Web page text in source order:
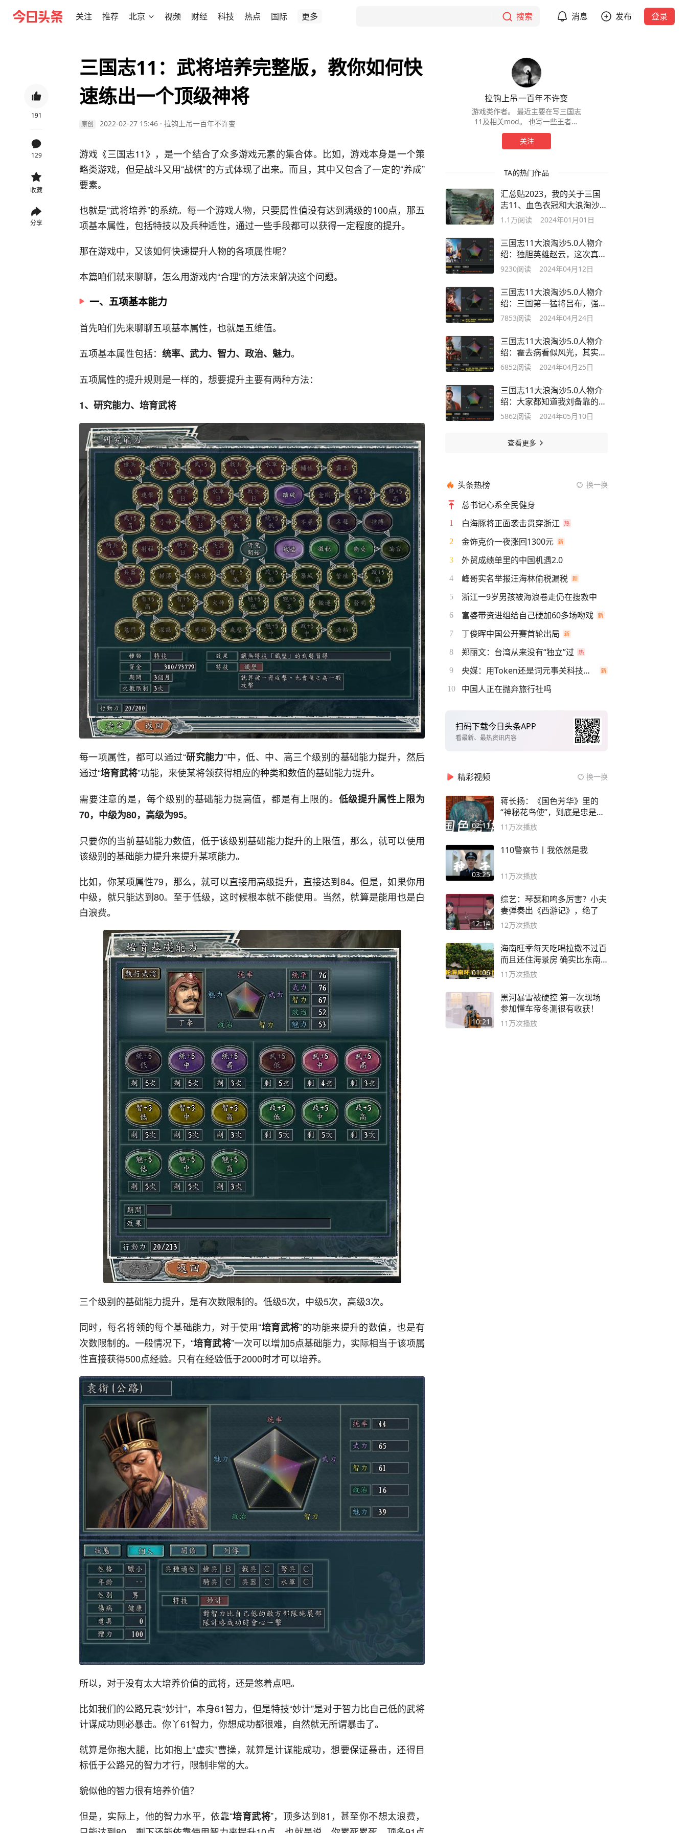
关注 推荐 北京 视频 财经 科技 热点 国际 更多 搜索 消息 发布 登录
191
129
收藏
分享
三国志11：武将培养完整版，教你如何快
速练出一个顶级神将
原创 2022-02-27 15:46 · 拉钩上吊一百年不许变
游戏《三国志11》，是一个结合了众多游戏元素的集合体。比如，游戏本身是一个策
略类游戏，但是战斗又用“战棋”的方式体现了出来。而且，其中又包含了一定的“养成”
要素。
也就是“武将培养”的系统。每一个游戏人物，只要属性值没有达到满级的100点，那五
项基本属性，包括特技以及兵种适性，通过一些手段都可以获得一定程度的提升。
那在游戏中，又该如何快速提升人物的各项属性呢？
本篇咱们就来聊聊，怎么用游戏内“合理”的方法来解决这个问题。
一、五项基本能力
首先咱们先来聊聊五项基本属性，也就是五维值。
五项基本属性包括： 统率、武力、智力、政治、魅力。
五项属性的提升规则是一样的，想要提升主要有两种方法：
1、研究能力、培育武将
每一项属性，都可以通过“研究能力”中，低、中、高三个级别的基础能力提升，然后
通过“培育武将”功能，来使某将领获得相应的种类和数值的基础能力提升。
需要注意的是，每个级别的基础能力提高值，都是有上限的。 低级提升属性上限为
70，中级为80，高级为95。
只要你的当前基础能力数值，低于该级别基础能力提升的上限值，那么，就可以使用
该级别的基础能力提升来提升某项能力。
比如，你某项属性79，那么，就可以直接用高级提升，直接达到84。但是，如果你用
中级，就只能达到80。至于低级，这时候根本就不能使用。当然，就算是能用也是白
白浪费。
三个级别的基础能力提升，是有次数限制的。低级5次，中级5次，高级3次。
同时，每名将领的每个基础能力，对于使用“培育武将”的功能来提升的数值，也是有
次数限制的。一般情况下，“培育武将”一次可以增加5点基础能力，实际相当于该项属
性直接获得500点经验。只有在经验低于2000时才可以培养。
所以，对于没有太大培养价值的武将，还是悠着点吧。
比如我们的公路兄袁“妙计”，本身61智力，但是特技“妙计”是对于智力比自己低的武将
计谋成功则必暴击。你丫61智力，你想成功都很难，自然就无所谓暴击了。
就算是你抱大腿，比如抱上“虚实”曹操，就算是计谋能成功，想要保证暴击，还得目
标低于公路兄的智力才行，限制非常的大。
貌似他的智力很有培养价值？
但是，实际上，他的智力水平，依靠“培育武将”，顶多达到81，甚至你不想太浪费，
拉钩上吊一百年不许变
游戏类作者。 最近主要在写三国志
11及相关mod。 也写一些王者荣
耀。 用心写内容，莫问前程。
关注
TA的热门作品
汇总贴2023，我的关于三国
志11、血色衣冠和大浪淘沙所
有文章链接
1.1万阅读 2024年01月01日
三国志11大浪淘沙5.0人物介
绍：独胆英雄赵云，这次真就
一个人了
9230阅读 2024年04月12日
三国志11大浪淘沙5.0人物介
绍：三国第一猛将吕布，强到
令人发指
7853阅读 2024年04月24日
三国志11大浪淘沙5.0人物介
绍：霍去病看似风光，其实定
位很尴尬
6852阅读 2024年04月25日
三国志11大浪淘沙5.0人物介
绍：大家都知道我刘备靠的是
以德服人
5862阅读 2024年05月10日
查看更多
头条热榜 换一换
总书记心系全民健身
1 白海豚将正面袭击贯穿浙江
2 金饰克价一夜涨回1300元
3 外贸成绩单里的中国机遇2.0
4 峰哥实名举报汪海林偷税漏税
5 浙江一9岁男孩被海浪卷走仍在搜救中
6 富婆带资进组给自己硬加60多场吻戏
7 丁俊晖中国公开赛首轮出局
8 郑丽文：台湾从来没有“独立”过
9 央媒：用Token还是词元事关科技话语权
10 中国人正在抛弃旅行社吗
扫码下载今日头条APP
看最新、最热资讯内容
精彩视频 换一换
02:11
蒋长扬：《国色芳华》里的
“神秘花鸟使”，到底是忠是
奸？
11万次播放
03:25
110警察节丨我依然是我
11万次播放
12:14
综艺：琴瑟和鸣多厉害？小夫
妻弹奏出《西游记》，绝了
12万次播放
01:06
海南旺季每天吃喝拉撒不过百
而且还住海景房 确实比东南
亚合适
11万次播放
10:21
黑河暴雪被硬控 第一次现场
参加懂车帝冬测很有收获！
11万次播放